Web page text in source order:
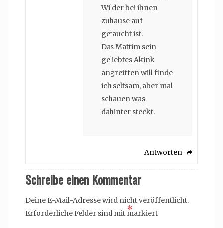
Wilder bei ihnen
zuhause auf
getaucht ist.
Das Mattim sein
geliebtes Akink
angreiffen will finde
ich seltsam, aber mal
schauen was
dahinter steckt.
Antworten
Schreibe einen Kommentar
Deine E-Mail-Adresse wird nicht veröffentlicht.
Erforderliche Felder sind mit *
markiert